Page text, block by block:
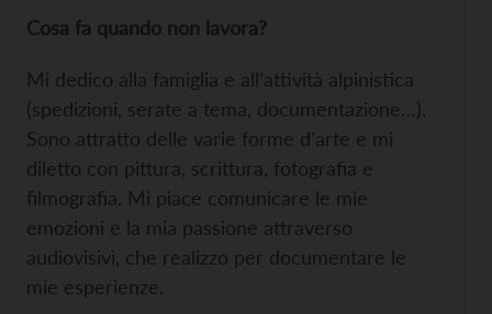
Cosa fa quando non lavora?
Mi dedico alla famiglia e all’attività alpinistica
(spedizioni, serate a tema, documentazione…).
Sono attratto delle varie forme d’arte e mi
diletto con pittura, scrittura, fotografia e
filmografia. Mi piace comunicare le mie
emozioni e la mia passione attraverso
audiovisivi, che realizzo per documentare le
mie esperienze.